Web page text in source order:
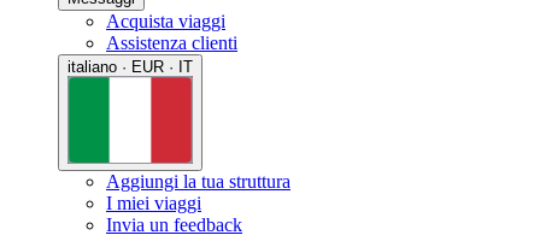
Acquista viaggi
Assistenza clienti
italiano · EUR · IT
Aggiungi la tua struttura
I miei viaggi
Invia un feedback